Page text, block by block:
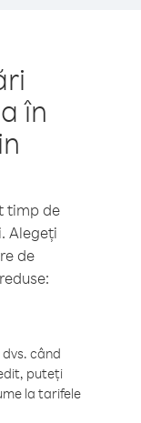
în
timp de
Alegeți
de
când
puteți
la tarifele